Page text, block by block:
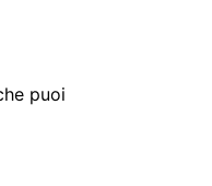
puoi